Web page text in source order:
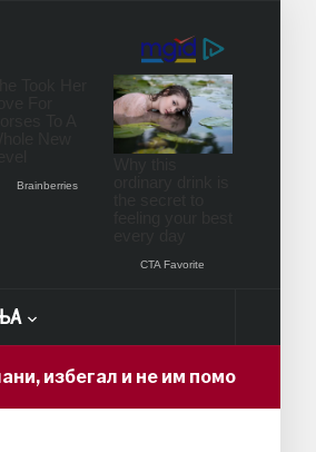
и не им помогнал на